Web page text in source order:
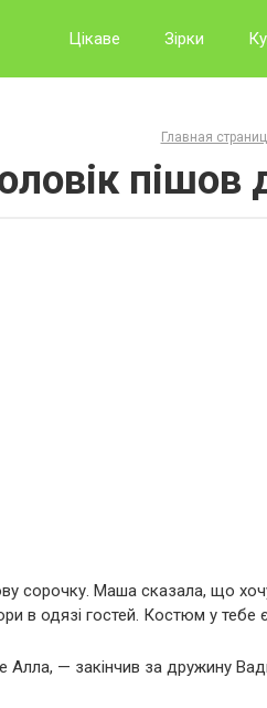
Цікаве Зірки
Главная
пішов
сорочку. Маша сказала, що
в одязі гостей. Костюм у тебе
Алла, — закінчив за дружину